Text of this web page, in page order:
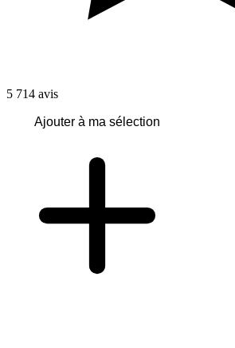
5 714 avis
Ajouter à ma sélection